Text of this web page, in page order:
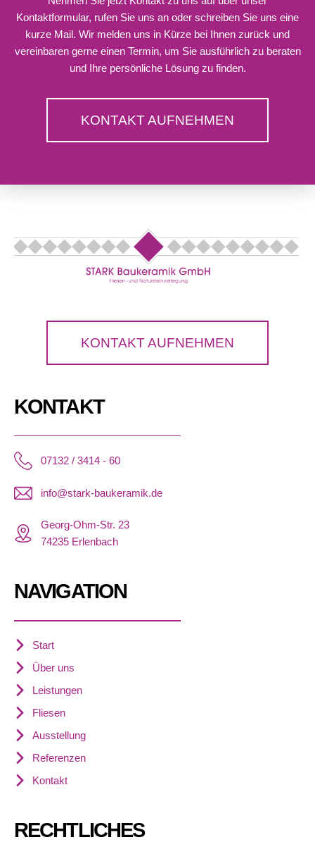
KONTAKT AUFNEHMEN
KONTAKT
07132 / 3414 - 60
info@stark-baukeramik.de
Georg-Ohm-Str. 23
74235 Erlenbach
NAVIGATION
Start
Über uns
Leistungen
Fliesen
Ausstellung
Referenzen
Kontakt
RECHTLICHES